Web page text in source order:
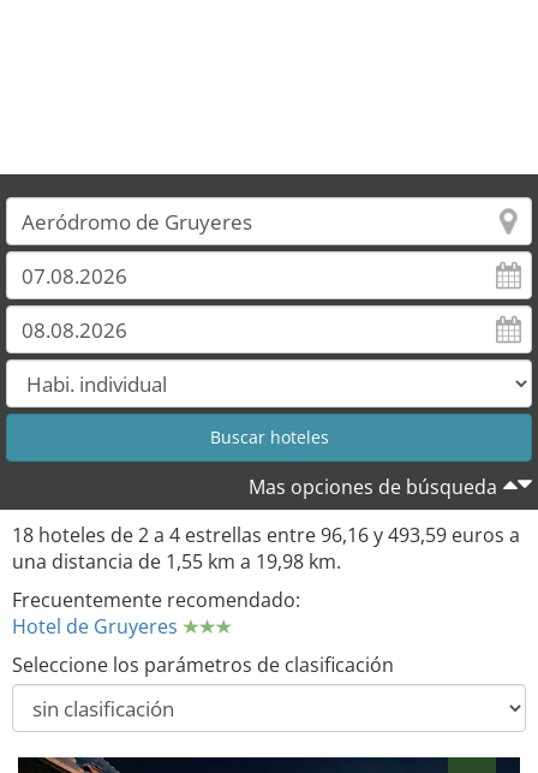
Mas opciones de búsqueda
18 hoteles de 2 a 4 estrellas entre 96,16 y 493,59 euros a
una distancia de 1,55 km a 19,98 km.
Frecuentemente recomendado:
Hotel de Gruyeres
Seleccione los parámetros de clasificación